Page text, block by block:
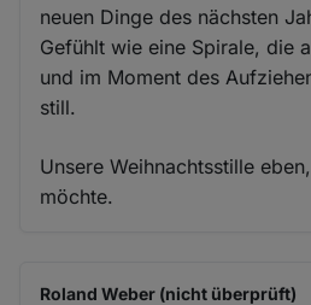
neuen Dinge des nächsten
Gefühlt wie eine Spirale, die
und im Moment des
still.
Unsere Weihnachtsstille
möchte.
Roland Weber (nicht überprüft)